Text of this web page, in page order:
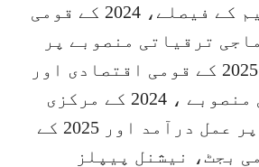
قانون میں ترمیم کے فیصلے، 2024 کے قومی
ترقیاتی منصوبے پر
عمل درآمد اور 2025 کے قومی اقتصادی اور
سماجی ترقیاتی منصوبے ، 2024 کے مرکزی
اور مقامی بجٹ پر عمل درآمد اور 2025 کے
بجٹ، نیشنل پیپلز